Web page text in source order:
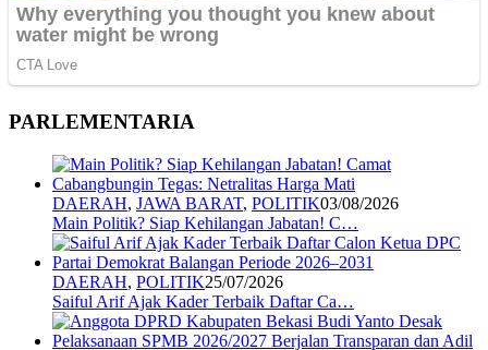
PARLEMENTARIA
DAERAH, JAWA BARAT, POLITIK03/08/2026
Main Politik? Siap Kehilangan Jabatan! C…
DAERAH, POLITIK25/07/2026
Saiful Arif Ajak Kader Terbaik Daftar Ca…